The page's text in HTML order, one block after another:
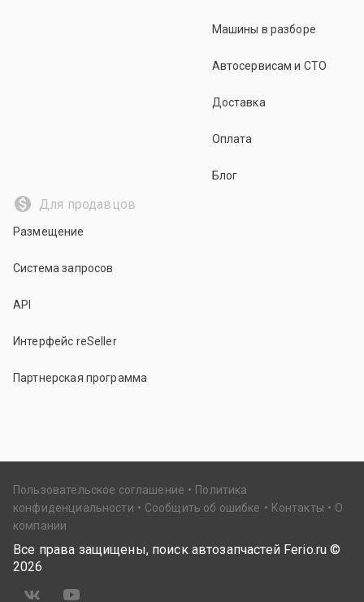
Машины в разборе
Автосервисам и СТО
Доставка
Оплата
Блог
Для продавцов
Размещение
Система запросов
API
Интерфейс reSeller
Партнерская программа
Пользовательское соглашение
Политика
конфиденциальности
Сообщить об ошибке Контакты
О
компании
Все права защищены, поиск автозапчастей Ferio.ru ©
2026